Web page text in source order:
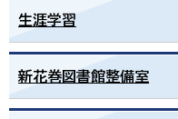
生涯学習
新花巻図書館整備室